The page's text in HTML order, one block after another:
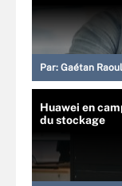
Par: Gaétan Raoul
Huawei en
du stockage